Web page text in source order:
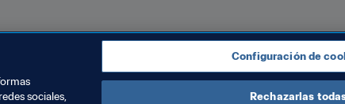
sociales,
Configuración de
Rechazarlas